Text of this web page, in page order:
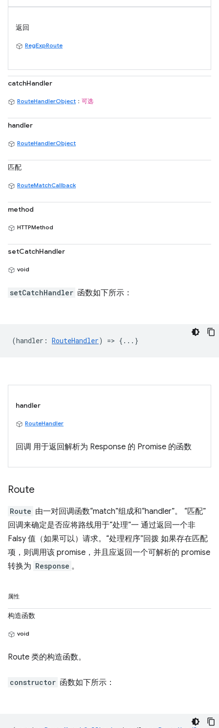
返回
RegExpRoute
catchHandler
RouteHandlerObject ： 可选
handler
RouteHandlerObject
匹配
RouteMatchCallback
method
HTTPMethod
setCatchHandler
void
setCatchHandler 函数如下所示：
(handler : RouteHandler) => {...}
handler
RouteHandler
回调 用于返回解析为 Response 的 Promise 的函数
Route
Route 由一对回调函数“match”组成和“handler”。 “匹配”
回调来确定是否应将路线用于“处理”一 通过返回一个非
Falsy 值（如果可以）请求。“处理程序”回拨 如果存在匹配
项，则调用该 promise，并且应返回一个可解析的 promise
转换为 Response 。
属性
构造函数
void
Route 类的构造函数。
constructor 函数如下所示：